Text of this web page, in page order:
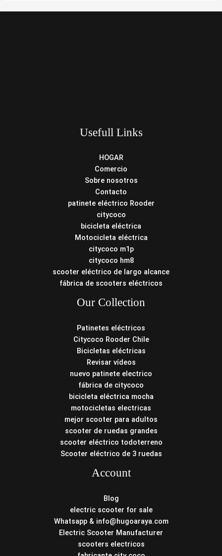
Usefull Links
HOGAR
Comercio
Sobre nosotros
Contacto
patinete eléctrico Rooder
citycoco
bicicleta eléctrica
Motocicleta eléctrica
citycoco m1p
citycoco hm8
scooter eléctrico de largo alcance
fábrica de scooters eléctricos
Our Collection
Patinetes eléctricos
Citycoco Rooder Chile
Bicicletas eléctricas
Revisar vídeos
nuevo patinete electrico
fábrica de citycoco
bicicleta eléctrica mocha
motocicletas electricas
mejor scooter para adultos
scooter de ruedas grandes
scooter eléctrico todoterreno
Scooter eléctrico de 3 ruedas
Account
Blog
electric scooter for sale
Whatsapp & info@hugoaraya.com
Electric Scooter Manufacturer
scooters electricos